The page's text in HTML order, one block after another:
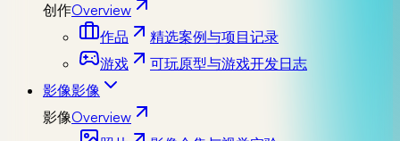
创作Overview
作品
精选案例与项目记录
游戏
可玩原型与游戏开发日志
影像影像
影像Overview